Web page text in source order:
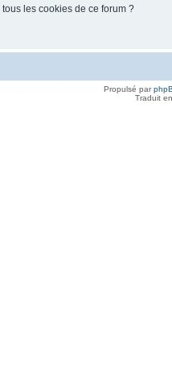
les cookies de ce forum ?
Propulsé par
Traduit